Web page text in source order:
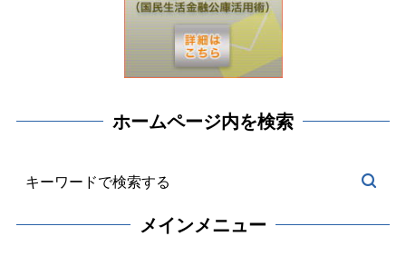
ホームページ内を検索
メインメニュー